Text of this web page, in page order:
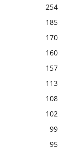
254
185
170
160
157
113
108
102
99
95